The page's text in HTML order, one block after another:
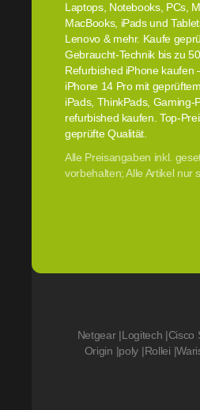
Laptops, Notebooks, PCs,
MacBooks, iPads und
Lenovo & mehr. Kaufe
Gebraucht-Technik bis zu
Refurbished iPhone kaufen
iPhone 14 Pro mit
iPads, ThinkPads, Gaming-
refurbished kaufen. Top-
geprüfte Qualität.
Alle Preisangaben inkl.
vorbehalten; Alle Artikel nur
Netgear |Logitech |Cisco
Origin |poly |Rollei |